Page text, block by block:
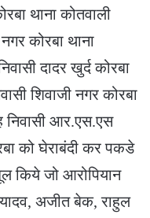
थाना कोतवाली
कोरबा थाना
दादर खुर्द कोरबा
शिवाजी नगर कोरबा
निवासी आर.एस.एस
को घेराबंदी कर पकडे
किये जो आरोपियान
अजीत बेक, राहुल